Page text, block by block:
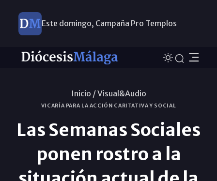
Este domingo, Campaña Pro Templos
Inicio /Visual&Audio
VICARÍA PARA LA ACCIÓN CARITATIVA Y SOCIAL
Las Semanas Sociales
ponen rostro a la